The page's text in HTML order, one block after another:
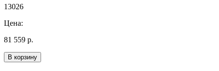
13026
Цена:
81 559 р.
В корзину